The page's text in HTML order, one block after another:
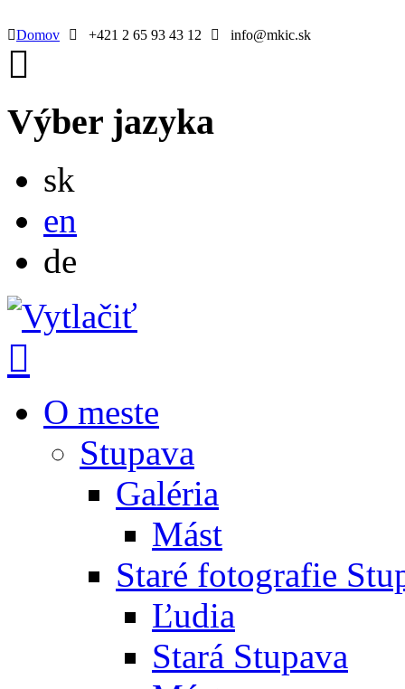
Domov +421 2 65 93 43 12 info@mkic.sk
Výber jazyka
sk
en
de
O meste
Stupava
Galéria
Mást
Staré fotografie
Ľudia
Stará Stupava